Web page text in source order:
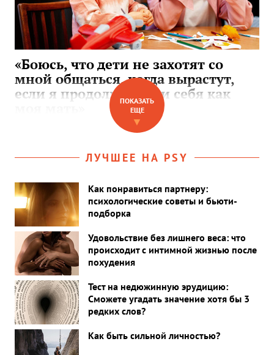
«Боюсь, что дети не захотят со
мной общаться, когда вырастут,
если я продолжу вести себя как
ПОКАЗАТЬ
ЕЩЕ
▼
ЛУЧШЕЕ НА PSY
Как понравиться партнеру:
психологические советы и бьюти-
подборка
Удовольствие без лишнего веса: что
происходит с интимной жизнью после
похудения
Тест на недюжинную эрудицию:
Сможете угадать значение хотя бы 3
редких слов?
Как быть сильной личностью?